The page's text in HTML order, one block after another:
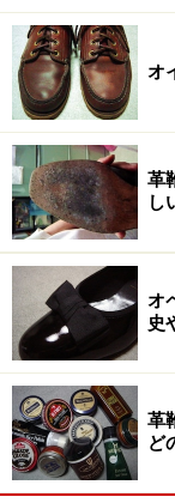
手順4
化繊（豚毛でも
れで乳化性のク
なクリームを「
ンが良ければ、
まいます。
手順5
つい忘れてしま
オ
革
し
オ
史
革
ど